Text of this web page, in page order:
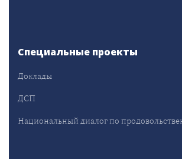
Специальные проекты
Доклады
ДСП
Национальный диалог по